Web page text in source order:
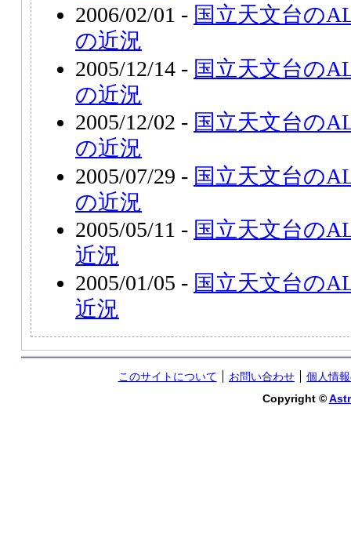
2006/02/01 - 国立天文台の
の近況
2005/12/14 - 国立天文台の
の近況
2005/12/02 - 国立天文台の
の近況
2005/07/29 - 国立天文台の
の近況
2005/05/11 - 国立天文台の
近況
2005/01/05 - 国立天文台の
近況
このサイトについて お問い合わせ
個人情
Copyright ©